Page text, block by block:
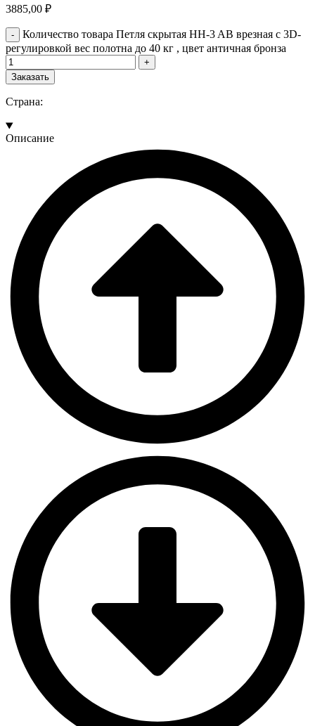
3885,00 ₽
Количество товара Петля скрытая HH-3 AB врезная с 3D-
регулировкой вес полотна до 40 кг , цвет античная бронза
Заказать
Страна:
Описание